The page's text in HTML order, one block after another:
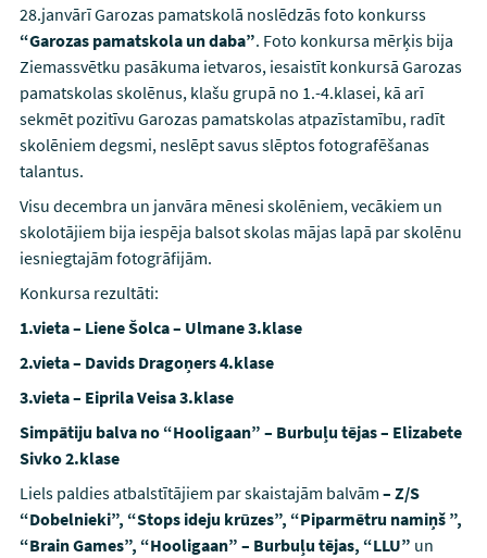
28.janvārī Garozas pamatskolā noslēdzās foto konkurss
“Garozas pamatskola un daba”. Foto konkursa mērķis bija
Ziemassvētku pasākuma ietvaros, iesaistīt konkursā Garozas
pamatskolas skolēnus, klašu grupā no 1.-4.klasei, kā arī
sekmēt pozitīvu Garozas pamatskolas atpazīstamību, radīt
skolēniem degsmi, neslēpt savus slēptos fotografēšanas
talantus.
Visu decembra un janvāra mēnesi skolēniem, vecākiem un
skolotājiem bija iespēja balsot skolas mājas lapā par skolēnu
iesniegtajām fotogrāfijām.
Konkursa rezultāti:
1.vieta – Liene Šolca – Ulmane 3.klase
2.vieta – Davids Dragoņers 4.klase
3.vieta – Eiprila Veisa 3.klase
Simpātiju balva no “Hooligaan” – Burbuļu tējas – Elizabete
Sivko 2.klase
Liels paldies atbalstītājiem par skaistajām balvām – Z/S
“Dobelnieki”, “Stops ideju krūzes”, “Piparmētru namiņš ”,
“Brain Games”, “Hooligaan” – Burbuļu tējas, “LLU” un